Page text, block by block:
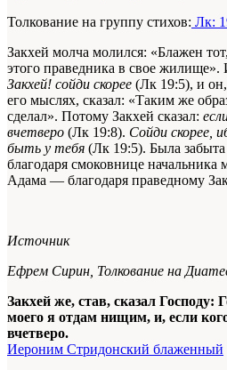
Толкование на группу стихов: Лк:
Закхей молча молился: «Блажен
этого праведника в свое жилище».
Закхей! сойди скорее (Лк 19:5), и
его мыслях, сказал: «Таким же
сделал». Потому Закхей сказал:
вчетверо (Лк 19:8). Сойди скорее,
быть у тебя (Лк 19:5). Была
благодаря смоковнице
Адама — благодаря праведному
Источник
Ефрем Сирин, Толкование на
Закхей же, став, сказал Господу:
моего я отдам нищим, и, если
вчетверо.
Иероним Стридонский блаженный